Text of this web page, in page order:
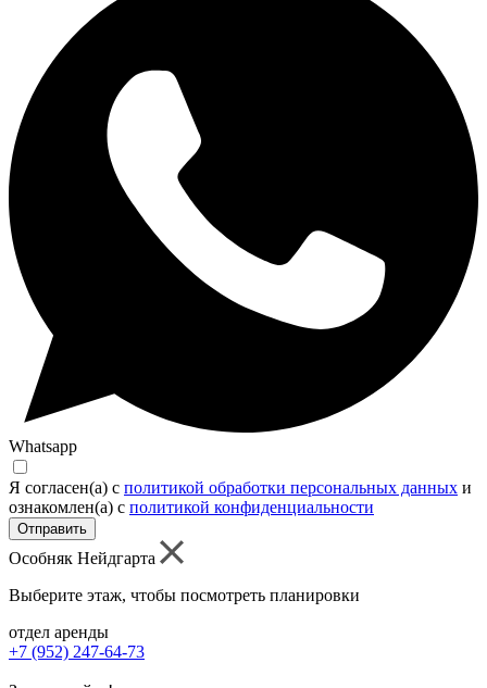
Whatsapp
Я согласен(а) c политикой обработки персональных данных и
ознакомлен(а) с политикой конфиденциальности
Отправить
Особняк Нейдгарта
Выберите этаж, чтобы посмотреть планировки
отдел аренды
+7 (952) 247-64-73